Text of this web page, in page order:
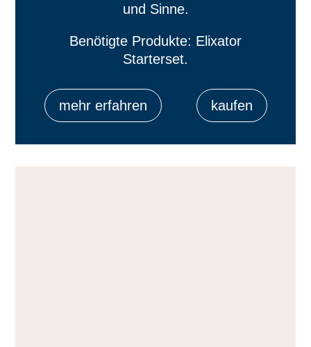
und Sinne.
Benötigte Produkte: Elixator
Starterset.
mehr erfahren kaufen